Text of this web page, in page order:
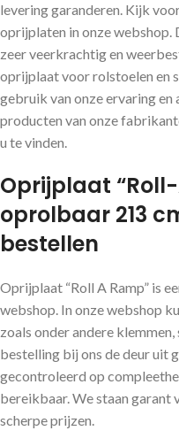
levering garanderen. Kijk
oprijplaten in onze webshop.
zeer veerkrachtig en
oprijplaat voor rolstoelen en
gebruik van onze ervaring en
producten van onze
u te vinden.
Oprijplaat
oprolbaar 213
bestellen
Oprijplaat “Roll A Ramp” is
webshop. In onze webshop
zoals onder andere
bestelling bij ons de deur uit
gecontroleerd op
bereikbaar. We staan garant
scherpe prijzen.